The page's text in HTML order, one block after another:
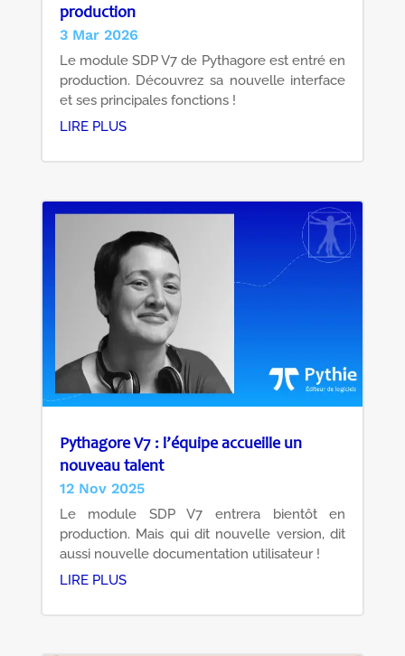
production
3 Mar 2026
Le module SDP V7 de Pythagore est entré en
production. Découvrez sa nouvelle interface
et ses principales fonctions !
LIRE PLUS
Pythagore V7 : l’équipe accueille un
nouveau talent
12 Nov 2025
Le module SDP V7 entrera bientôt en
production. Mais qui dit nouvelle version, dit
aussi nouvelle documentation utilisateur !
LIRE PLUS